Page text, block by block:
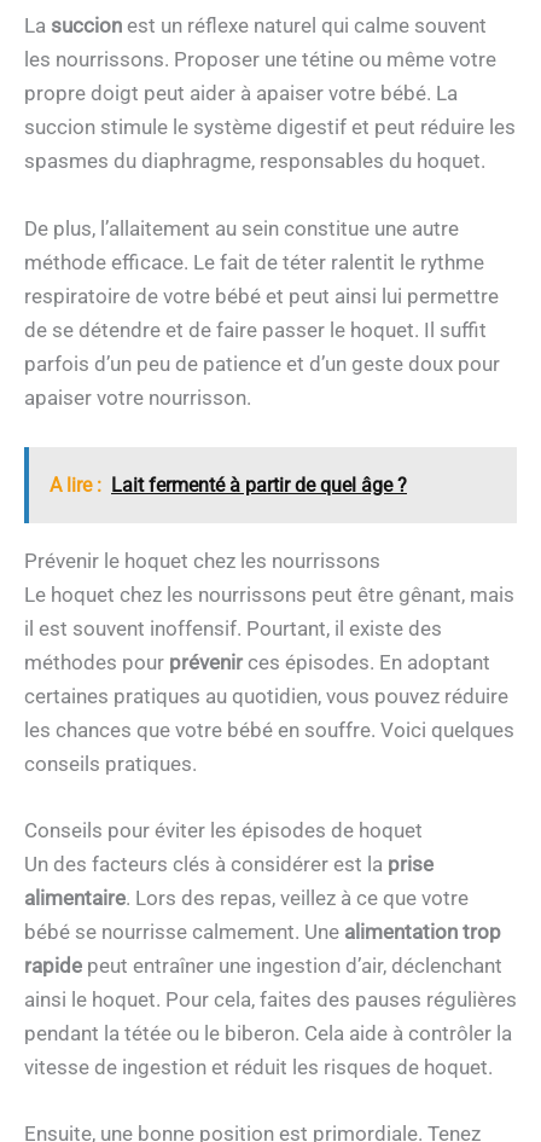
La succion est un réflexe naturel qui calme souvent
les nourrissons. Proposer une tétine ou même votre
propre doigt peut aider à apaiser votre bébé. La
succion stimule le système digestif et peut réduire les
spasmes du diaphragme, responsables du hoquet.
De plus, l’allaitement au sein constitue une autre
méthode efficace. Le fait de téter ralentit le rythme
respiratoire de votre bébé et peut ainsi lui permettre
de se détendre et de faire passer le hoquet. Il suffit
parfois d’un peu de patience et d’un geste doux pour
apaiser votre nourrisson.
A lire : Lait fermenté à partir de quel âge ?
Prévenir le hoquet chez les nourrissons
Le hoquet chez les nourrissons peut être gênant, mais
il est souvent inoffensif. Pourtant, il existe des
méthodes pour prévenirces épisodes. En adoptant
certaines pratiques au quotidien, vous pouvez réduire
les chances que votre bébé en souffre. Voici quelques
conseils pratiques.
Conseils pour éviter les épisodes de hoquet
Un des facteurs clés à considérer est la prise
alimentaire. Lors des repas, veillez à ce que votre
bébé se nourrisse calmement. Une alimentation trop
rapide peut entraîner une ingestion d’air, déclenchant
ainsi le hoquet. Pour cela, faites des pauses régulières
pendant la tétée ou le biberon. Cela aide à contrôler la
vitesse de ingestion et réduit les risques de hoquet.
Ensuite, une bonne position est primordiale. Tenez